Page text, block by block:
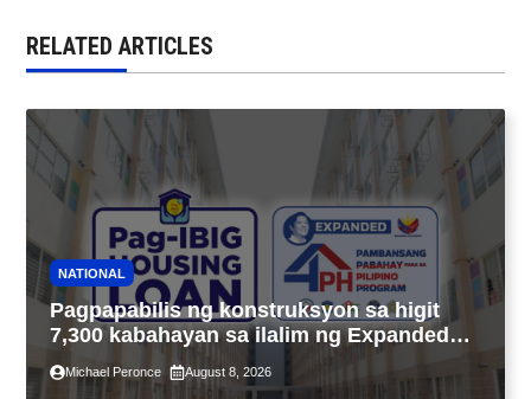
RELATED ARTICLES
NATIONAL
Pagpapabilis ng konstruksyon sa higit
7,300 kabahayan sa ilalim ng Expanded
4PH, posible na sa pagtutulungan ng Pag-
IBIG at P.A. Alvarez
Michael Peronce August 8, 2026